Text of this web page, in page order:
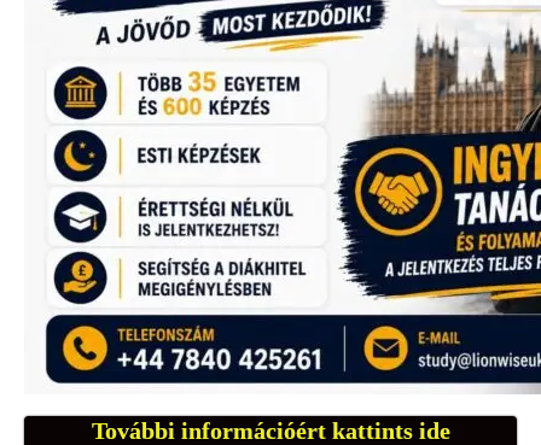
További információért kattints ide